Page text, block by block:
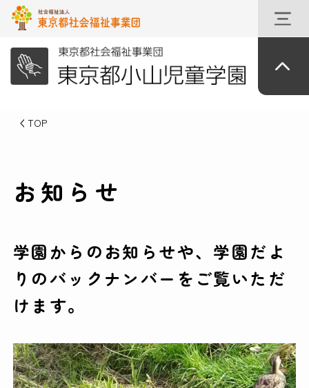
TOP
お知らせ
学園からのお知らせや、学園だよ
りのバックナンバーをご覧いただ
けます。